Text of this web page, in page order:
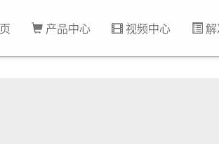
产品中心 视频中心